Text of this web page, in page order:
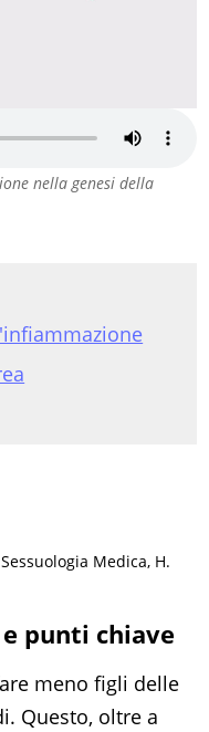
nella genesi della
Medica, H.
punti chiave
meno figli delle
Questo, oltre a